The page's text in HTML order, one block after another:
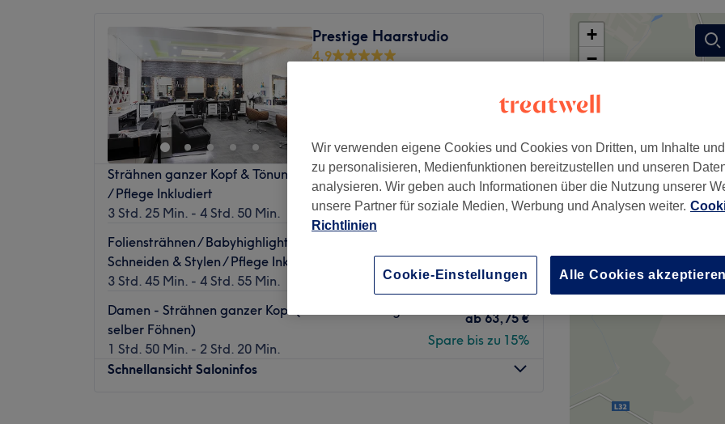
Prestige Haarstudio
4,9
Strähnen ganzer Kopf & Tönung & Schneiden & Stylen
/ Pflege Inkludiert
3 Std. 25 Min. - 4 Std. 50 Min.
ab144 €
Spare bis zu 20%
Foliensträhnen / Babyhighlights & Tönung &
Schneiden & Stylen / Pflege Inkludiert
3 Std. 45 Min. - 4 Std. 55 Min.
Spare bis zu 20%
Damen - Strähnen ganzer Kopf (Waschen & Pflege &
selber Föhnen)
1 Std. 50 Min. - 2 Std. 20 Min.
ab 63,75 €
Spare bis zu 15%
Schnellansicht Saloninfos
+
−
Wir verwenden eigene Cookies und Cookies von Dritten, um Inhalte
zu personalisieren, Medienfunktionen bereitzustellen und unseren
analysieren. Wir geben auch Informationen über die Nutzung unserer
unsere Partner für soziale Medien, Werbung und Analysen weiter.
Richtlinien
Alle Cookies akzeptieren
Cookie-Einstellungen